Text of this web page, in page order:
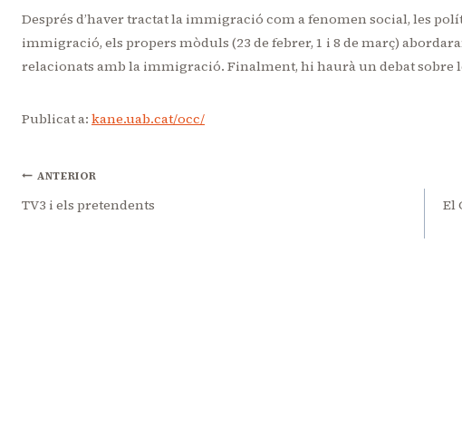
Després d’haver tractat la immigració com a fenomen social, les
immigració, els propers mòduls (23 de febrer, 1 i 8 de març)
relacionats amb la immigració. Finalment, hi haurà un debat sobre
Publicat a: kane.uab.cat/occ/
Navegació
ANTERIOR
TV3 i els pretendents
El